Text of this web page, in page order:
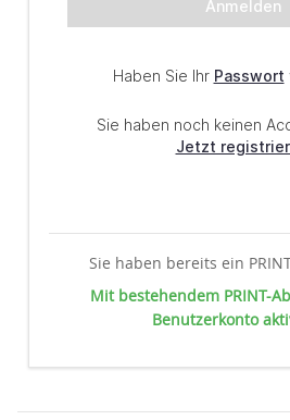
Sie haben bereits ein
Mit bestehendem PRINT-
Benutzerkonto